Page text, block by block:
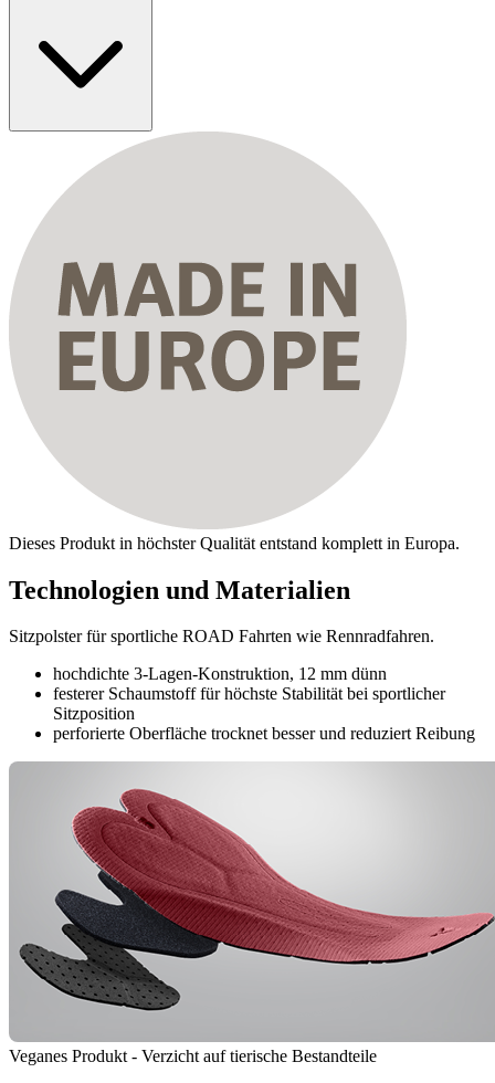
Dieses Produkt in höchster Qualität entstand komplett in Europa.
Technologien und Materialien
Sitzpolster für sportliche ROAD Fahrten wie Rennradfahren.
hochdichte 3-Lagen-Konstruktion, 12 mm dünn
festerer Schaumstoff für höchste Stabilität bei sportlicher
Sitzposition
perforierte Oberfläche trocknet besser und reduziert Reibung
Veganes Produkt - Verzicht auf tierische Bestandteile